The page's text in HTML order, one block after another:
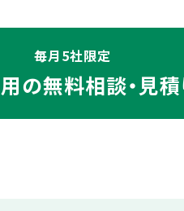
毎月5社限定
の無料相談・見